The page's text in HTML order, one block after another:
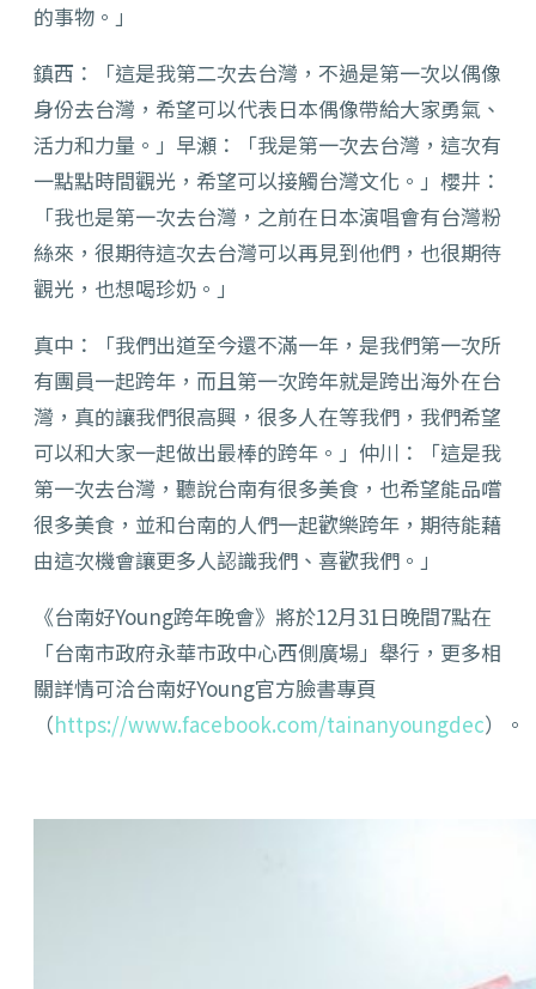
的事物。」
鎮西：「這是我第二次去台灣，不過是第一次以偶像
身份去台灣，希望可以代表日本偶像帶給大家勇氣、
活力和力量。」早瀬：「我是第一次去台灣，這次有
一點點時間觀光，希望可以接觸台灣文化。」櫻井：
「我也是第一次去台灣，之前在日本演唱會有台灣粉
絲來，很期待這次去台灣可以再見到他們，也很期待
觀光，也想喝珍奶。」
真中：「我們出道至今還不滿一年，是我們第一次所
有團員一起跨年，而且第一次跨年就是跨出海外在台
灣，真的讓我們很高興，很多人在等我們，我們希望
可以和大家一起做出最棒的跨年。」仲川：「這是我
第一次去台灣，聽說台南有很多美食，也希望能品嚐
很多美食，並和台南的人們一起歡樂跨年，期待能藉
由這次機會讓更多人認識我們、喜歡我們。」
《台南好Young跨年晚會》將於12月31日晚間7點在
「台南市政府永華市政中心西側廣場」舉行，更多相
關詳情可洽台南好Young官方臉書專頁
（https://www.facebook.com/tainanyoungdec）。